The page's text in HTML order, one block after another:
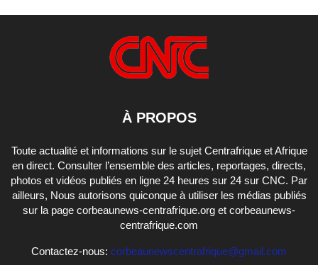
À PROPOS
Toute actualité et informations sur le sujet Centrafrique et Afrique
en direct. Consulter l’ensemble des articles, reportages, directs,
photos et vidéos publiés en ligne 24 heures sur 24 sur CNC. Par
ailleurs, Nous autorisons quiconque à utiliser les médias publiés
sur la page corbeaunews-centrafrique.org et corbeaunews-
centrafrique.com
Contactez-nous: corbeaunewscentrafrique@gmail.com